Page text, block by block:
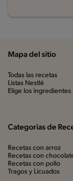
Mapa del sitio
Todas las recetas
Listas Nestlé
Elige los ingredientes
Categorias de
Recetas con arroz
Recetas con
Recetas con pollo
Tragos y Licuados